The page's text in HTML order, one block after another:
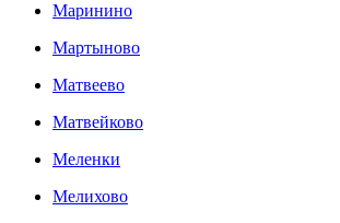
Маринино
Мартыново
Матвеево
Матвейково
Меленки
Мелихово